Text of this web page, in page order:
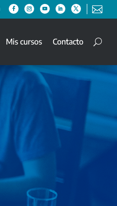

Mis cursos Contacto